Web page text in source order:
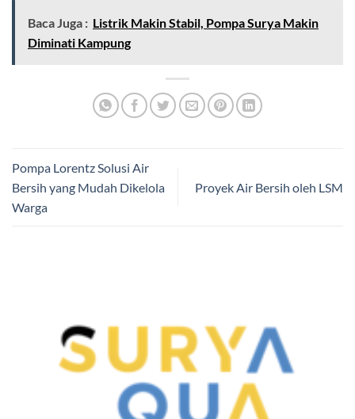
Baca Juga : Listrik Makin Stabil, Pompa Surya Makin
Diminati Kampung
Pompa Lorentz Solusi Air
Bersih yang Mudah Dikelola
Warga
Proyek Air Bersih oleh LSM